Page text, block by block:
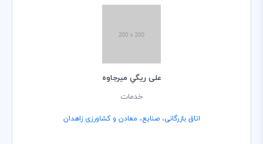
علی ريگي ميرجاوه
خدمات
اتاق بازرگانی، صنایع، معادن و کشاورزی زاهدان